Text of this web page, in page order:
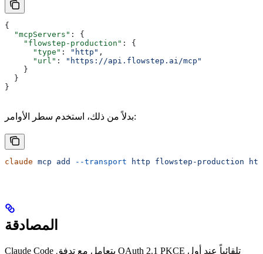
{
  "mcpServers"
: {
    "flowstep-production"
: {
      "type"
: "http" ,
      "url"
:
"https://api.flowstep.ai/mcp"
    }
  }
}
بدلاً من ذلك، استخدم سطر الأوامر:
claude mcp add --transport http flowstep-production
المصادقة
Claude Code يتعامل مع تدفق OAuth 2.1 PKCE تلقائياً عند أول